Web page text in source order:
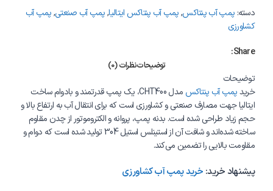
دسته: پمپ آب پنتاکس,پمپ آب پنتاکس ایتالیا,پمپ آب صنعتی,پمپ آب
کشاورزی
Share:
توضیحاتنظرات (0)
توضیحات
خریدپمپ آب پنتاکس
مدل CHT400، یک پمپ قدرتمند و بادوام ساخت
ایتالیا جهت مصارف صنعتی و کشاورزی است که برای انتقال آب به ارتفاع بالا و
حجم زیاد طراحی شده است. بدنه پمپ، پروانه و الکتروموتور از چدن مقاوم
ساخته شده‌اند و شافت آن از استینلس استیل 304 تولید شده است که دوام و
مقاومت بالایی را تضمین می‌کند.
پیشنهاد خرید: خرید پمپ آب کشاورزی